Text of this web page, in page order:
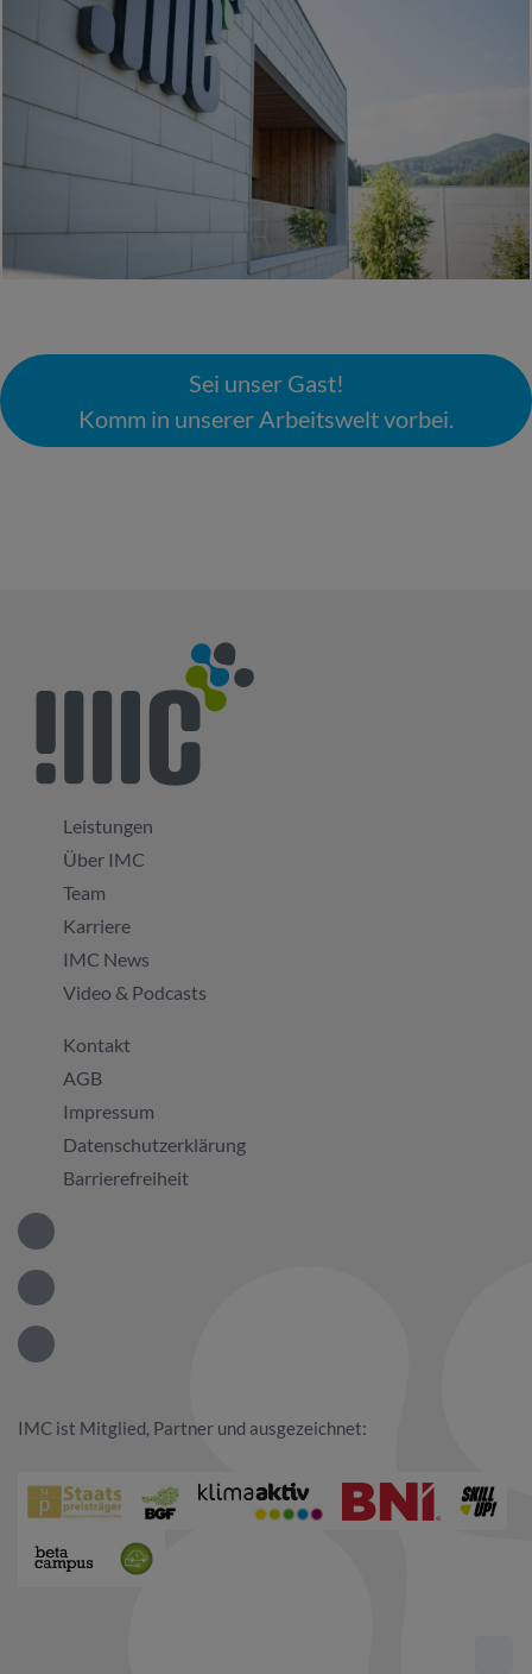
Sei unser Gast!
Komm in unserer Arbeitswelt vorbei.
Leistungen
Über IMC
Team
Karriere
IMC News
Video & Podcasts
Kontakt
AGB
Impressum
Datenschutzerklärung
Barrierefreiheit
IMC GmbH bei LinkedIn
IMC GmbH bei Facebook
IMC GmbH bei Instagram
IMC ist Mitglied, Partner und ausgezeichnet: